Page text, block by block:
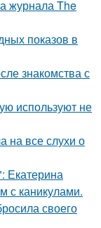
журнала The
показов в
знакомства с
используют не
на все слухи о
Екатерина
с каникулами.
своего